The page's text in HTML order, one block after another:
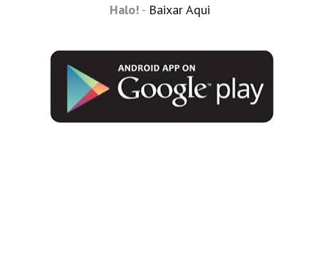
Halo!- Baixar Aqui